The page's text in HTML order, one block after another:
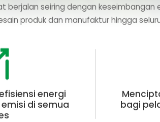
seiring dengan keseimbangan
produk dan manufaktur hingga
energi
di semua
bagi